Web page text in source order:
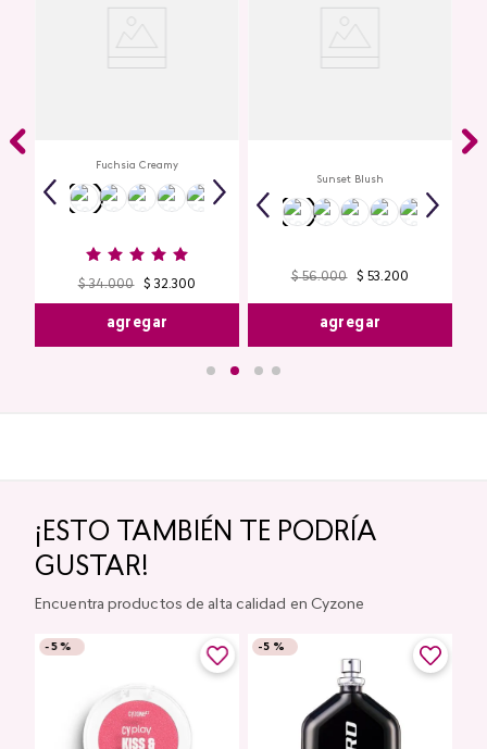
Fuchsia Creamy
$ 34.000 $ 32.300
agregar
Sunset Blush
$ 56.000 $ 53.200
agregar
¡ESTO TAMBIÉN TE PODRÍA
GUSTAR!
Encuentra productos de alta calidad en Cyzone
-5 % -5 %